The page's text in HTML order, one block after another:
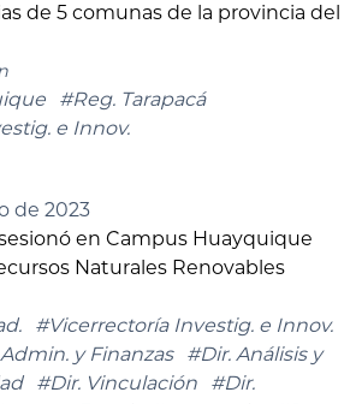
de 5 comunas de la provincia del
#Reg. Tarapacá
e Innov.
de 2023
en Campus Huayquique
Naturales Renovables
#Vicerrectoría Investig. e Innov.
y Finanzas
#Dir. Análisis y
#Dir. Vinculación
#Dir.